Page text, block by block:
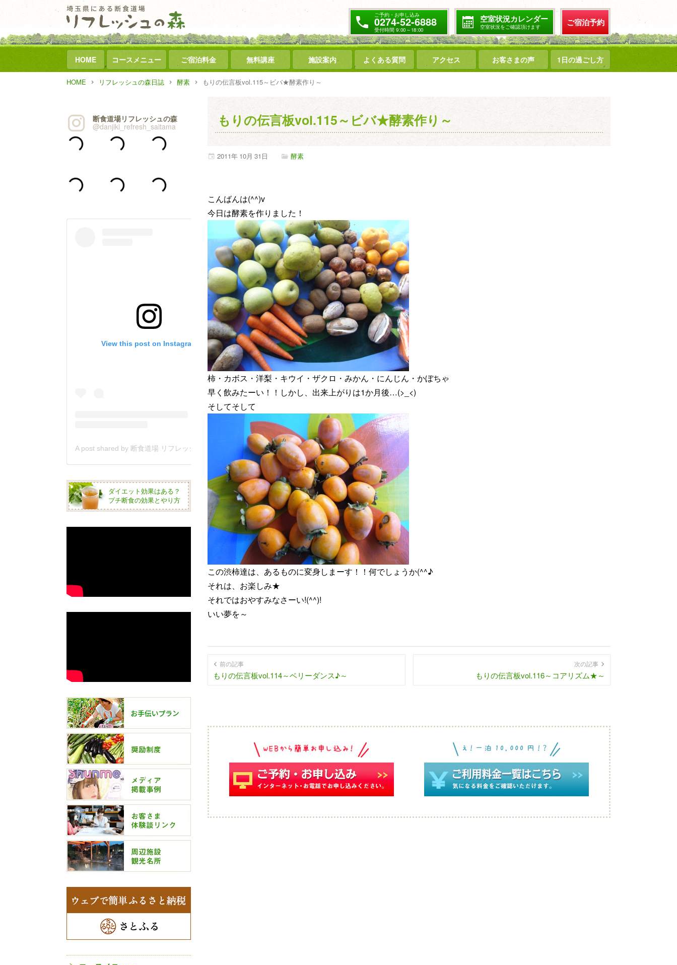
ご予約・お申し込み
0274-52-6888
受付時間 9:00～18:00
空室状況カレンダー
空室状況をご確認頂けます ご宿泊予約
HOME コースメニュー ご宿泊料金 無料講座 施設案内 よくある質問 アクセス お客さまの声 1日の過ごし方
HOME リフレッシュの森日誌 酵素 もりの伝言板vol.115～ビバ★酵素作り～
もりの伝言板vol.115～ビバ★酵素作り～
2011年 10月 31日 酵素
こんばんは(^^)v
今日は酵素を作りました！
柿・カボス・洋梨・キウイ・ザクロ・みかん・にんじん・かぼちゃ
早く飲みたーい！！しかし、出来上がりは1か月後…(>_<)
そしてそして
この渋柿達は、あるものに変身しまーす！！何でしょうか(^^♪
それは、お楽しみ★
それではおやすみなさーい!(^^)!
いい夢を～
前の記事
もりの伝言板vol.114～ベリーダンス♪～
次の記事
もりの伝言板vol.116～コアリズム★～
断食道場リフレッシュの森
@danjiki_refresh_saitama
View this post on Instagram
ダイエット効果はある？
プチ断食の効果とやり方